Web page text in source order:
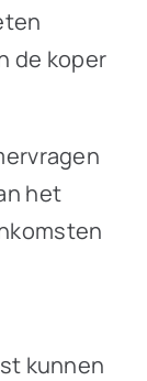
de koper
het
kunnen